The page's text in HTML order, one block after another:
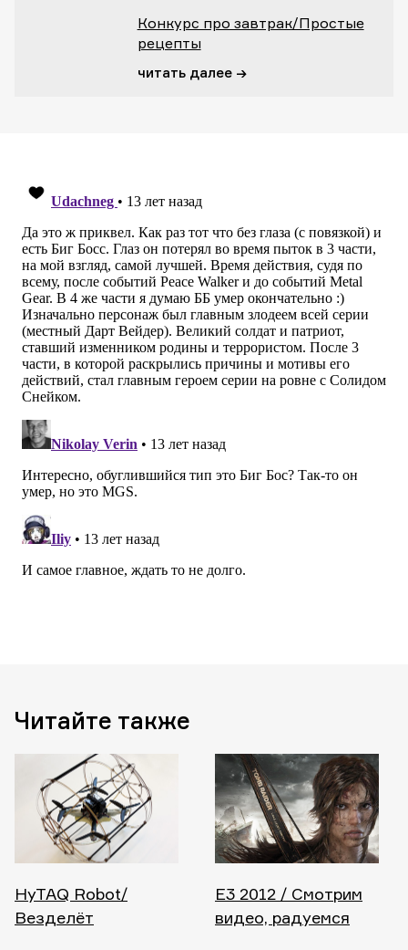
Конкурс про завтрак/Простые
рецепты
читать далее →
Читайте также
HyTAQ Robot/
Везделёт
E3 2012 / Смотрим
видео, радуемся